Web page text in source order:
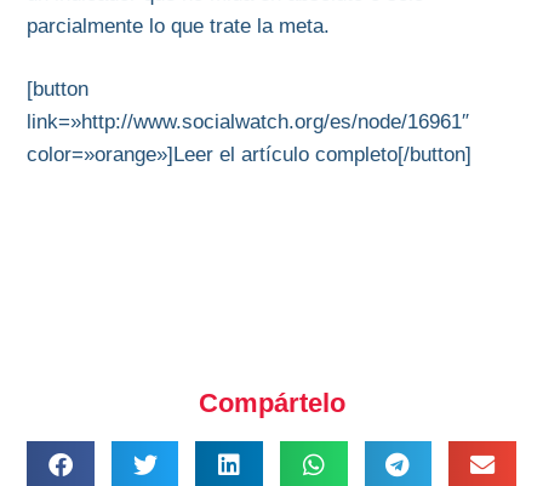
parcialmente lo que trate la meta.
[button
link=»http://www.socialwatch.org/es/node/16961″
color=»orange»]Leer el artículo completo[/button]
Compártelo